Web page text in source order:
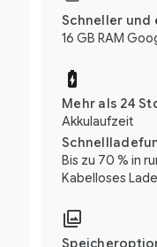
Schneller
16 GB RAM
Mehr als 24
Akkulaufzeit
Bis zu 70 % in
Kabelloses